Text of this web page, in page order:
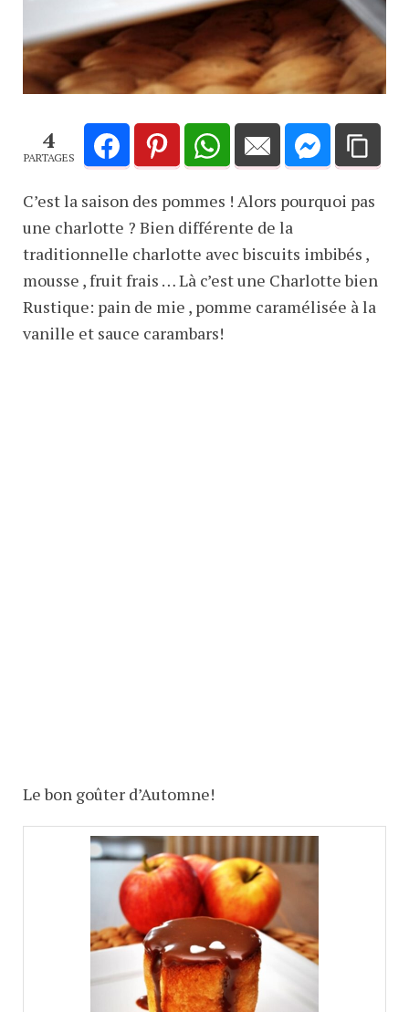
4
PARTAGES
C’est la saison des pommes ! Alors pourquoi pas
une charlotte ? Bien différente de la
traditionnelle charlotte avec biscuits imbibés ,
mousse , fruit frais … Là c’est une Charlotte bien
Rustique: pain de mie , pomme caramélisée à la
vanille et sauce carambars!
Le bon goûter d’Automne!